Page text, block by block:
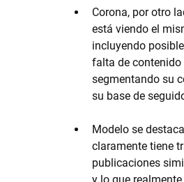
Corona, por otro
está viendo el
incluyendo
falta de contenido
segmentando su
su base de
Modelo se
claramente tiene
publicaciones